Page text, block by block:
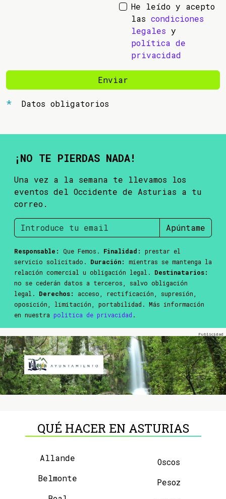
He leído y acepto
las condiciones
legales y
política de
privacidad
Enviar
Datos obligatorios
¡NO TE PIERDAS NADA!
Una vez a la semana te llevamos los
eventos del Occidente de Asturias a tu
correo.
Apúntame
Responsable: Que Femos. Finalidad:
prestar el
servicio solicitado. Duración:
mientras se mantenga la
relación comercial u obligación legal. Destinatarios:
no se cederán datos a terceros, salvo obligación
legal. Derechos:
acceso, rectificación, supresión,
oposición, limitación, portabilidad. Más información
en nuestra política de privacidad .
QUÉ HACER EN ASTURIAS
Allande
Belmonte
Oscos
Pesoz